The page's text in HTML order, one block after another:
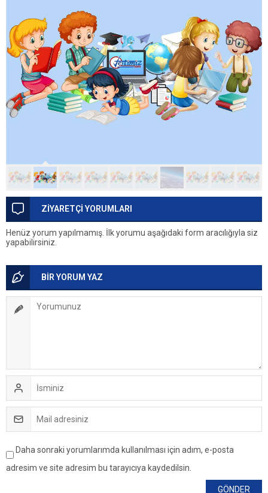
ZİYARETÇİ YORUMLARI
Henüz yorum yapılmamış. İlk yorumu aşağıdaki form aracılığıyla siz
yapabilirsiniz.
BİR YORUM YAZ
Daha sonraki yorumlarımda kullanılması için adım, e-posta
adresim ve site adresim bu tarayıcıya kaydedilsin.